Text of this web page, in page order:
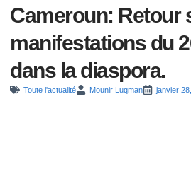
Cameroun: Retour
manifestations du
dans la diaspora.
Toute l'actualité Mounir Luqman janvier